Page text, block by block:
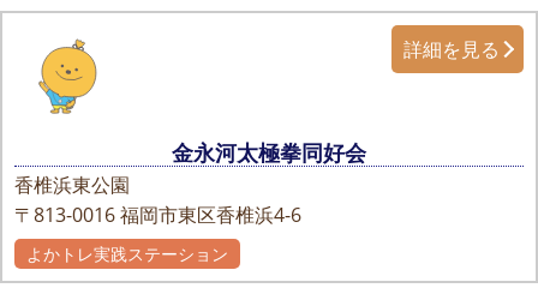
金永河太極拳同好会
香椎浜東公園
〒813-0016福岡市東区香椎浜4-6
詳細を見る
よかトレ実践ステーション